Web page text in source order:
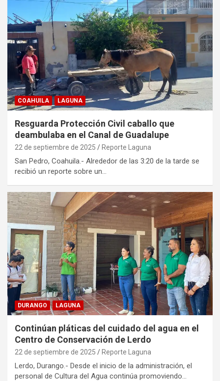
COAHUILA LAGUNA
Resguarda Protección Civil caballo que
deambulaba en el Canal de Guadalupe
22 de septiembre de 2025 Reporte Laguna
San Pedro, Coahuila.- Alrededor de las 3:20 de la tarde se
recibió un reporte sobre un…
DURANGO LAGUNA
Continúan pláticas del cuidado del agua en el
Centro de Conservación de Lerdo
22 de septiembre de 2025 Reporte Laguna
Lerdo, Durango.- Desde el inicio de la administración, el
personal de Cultura del Agua continúa promoviendo…